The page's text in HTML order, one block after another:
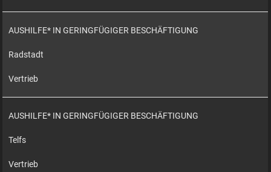
AUSHILFE* IN GERINGFÜGIGER BESCHÄFTIGUNG
Radstadt
Vertrieb
AUSHILFE* IN GERINGFÜGIGER BESCHÄFTIGUNG
Telfs
Vertrieb